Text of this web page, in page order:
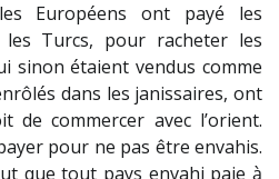
Européens ont payé les
les Turcs, pour racheter les
sinon étaient vendus comme
dans les janissaires, ont
commercer avec l’orient.
pour ne pas être envahis.
que tout pays envahi paie à